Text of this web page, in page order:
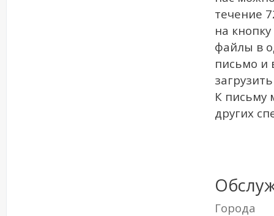
течение
на
файлы в
письмо и
К письму
других
Города